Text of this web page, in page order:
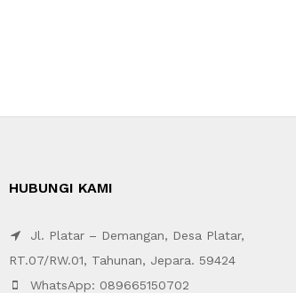
HUBUNGI KAMI
Jl. Platar – Demangan, Desa Platar,
RT.07/RW.01, Tahunan, Jepara. 59424
WhatsApp: 089665150702